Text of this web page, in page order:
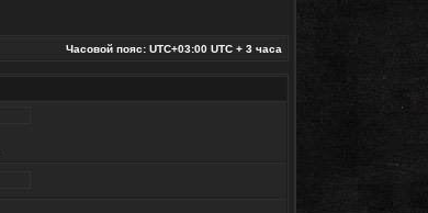
Часовой пояс: UTC+03:00 UTC + 3 часа